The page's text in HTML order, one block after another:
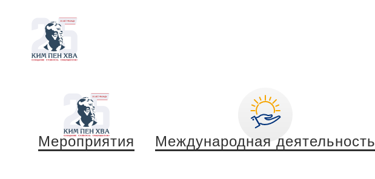
Мероприятия Международная деятельность